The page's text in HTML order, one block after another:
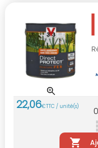
22,06€TTC / unité(s) 0